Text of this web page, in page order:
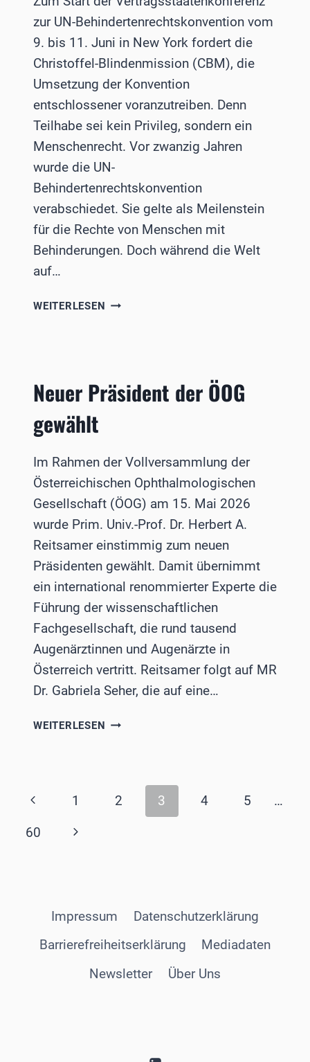
zur UN-Behindertenrechtskonvention vom
9. bis 11. Juni in New York fordert die
Christoffel-Blindenmission (CBM), die
Umsetzung der Konvention
entschlossener voranzutreiben. Denn
Teilhabe sei kein Privileg, sondern ein
Menschenrecht. Vor zwanzig Jahren
wurde die UN-
Behindertenrechtskonvention
verabschiedet. Sie gelte als Meilenstein
für die Rechte von Menschen mit
Behinderungen. Doch während die Welt
auf…
WEITERLESEN 20
Neuer Präsident der ÖOG
gewählt
Im Rahmen der Vollversammlung der
Österreichischen Ophthalmologischen
Gesellschaft (ÖOG) am 15. Mai 2026
wurde Prim. Univ.-Prof. Dr. Herbert A.
Reitsamer einstimmig zum neuen
Präsidenten gewählt. Damit übernimmt
ein international renommierter Experte die
Führung der wissenschaftlichen
Fachgesellschaft, die rund tausend
Augenärztinnen und Augenärzte in
Österreich vertritt. Reitsamer folgt auf MR
Dr. Gabriela Seher, die auf eine…
WEITERLESEN NEUER
GEWÄHLT
Seitennavigation
Vorherige
Seite
1 2 3 4 5
…
60
Nächste
Impressum
Datenschutzerklärung
Barrierefreiheitserklärung
Mediadaten
Newsletter
Über Uns